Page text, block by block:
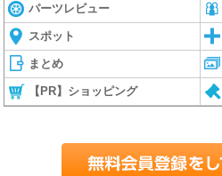
パーツレビュー
スポット
まとめ
【PR】ショッピング